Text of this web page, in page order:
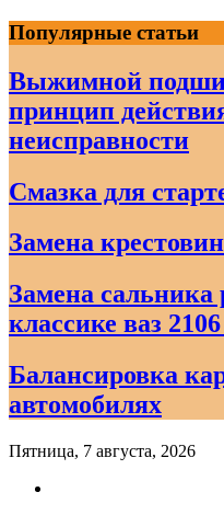
Skip
to
content
Популярные статьи
Выжимной
принцип
неисправности
Смазка для
Замена
Замена сальника
классике ваз
Балансировка
автомобилях
Пятница, 7 августа, 2026